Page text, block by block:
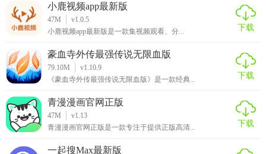
小鹿视频app最新版
47M
v1.0.5
小鹿视频app最新版是一款集视频观看、分...
下载
豪血寺外传最强传说无限血版
79.10M
v1.10.9
《豪血寺外传最强传说无限血版》是一款经典...
下载
青漫漫画官网正版
47M
v1.13
青漫漫画官网正版是一款专注于提供正版高清...
下载
一起搜Max最新版